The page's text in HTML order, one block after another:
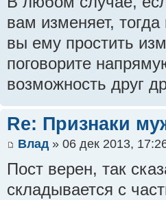
вам изменяет,
вы ему простить
поговорите
возможность друг
Re: Признаки
Влад » 06 дек 2013,
Пост верен, так
складывается с